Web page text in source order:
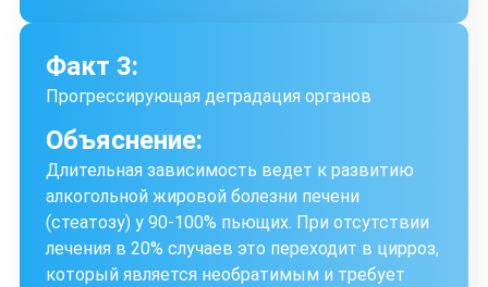
Факт 3:
Прогрессирующая деградация органов
Объяснение:
Длительная зависимость ведет к развитию
алкогольной жировой болезни печени
(стеатозу) у 90-100% пьющих. При отсутствии
лечения в 20% случаев это переходит в цирроз,
который является необратимым и требует